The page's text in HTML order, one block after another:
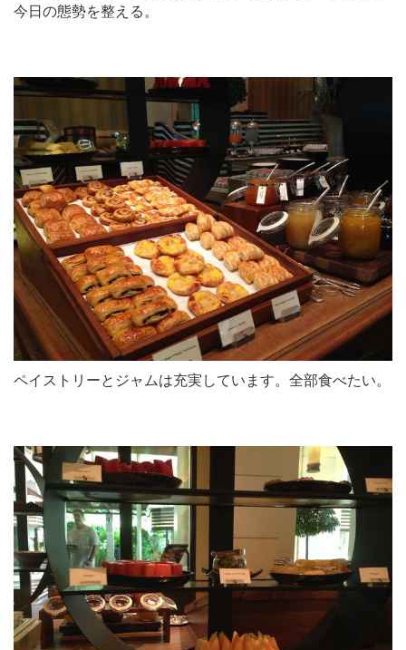
今日の態勢を整える。
ペイストリーとジャムは充実しています。全部食べたい。